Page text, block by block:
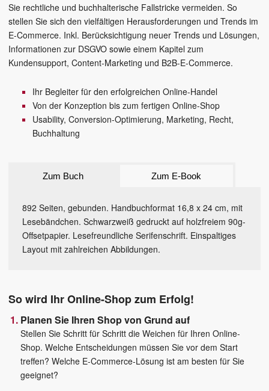
Sie rechtliche und buchhalterische Fallstricke vermeiden. So
stellen Sie sich den vielfältigen Herausforderungen und Trends im
E-Commerce. Inkl. Berücksichtigung neuer Trends und Lösungen,
Informationen zur DSGVO sowie einem Kapitel zum
Kundensupport, Content-Marketing und B2B-E-Commerce.
Ihr Begleiter für den erfolgreichen Online-Handel
Von der Konzeption bis zum fertigen Online-Shop
Usability, Conversion-Optimierung, Marketing, Recht,
Buchhaltung
Zum Buch Zum E-Book
892 Seiten, gebunden. Handbuchformat 16,8 x 24 cm, mit
Lesebändchen. Schwarzweiß gedruckt auf holzfreiem 90g-
Offsetpapier. Lesefreundliche Serifenschrift. Einspaltiges
Layout mit zahlreichen Abbildungen.
So wird Ihr Online-Shop zum Erfolg!
Planen Sie Ihren Shop von Grund auf
Stellen Sie Schritt für Schritt die Weichen für Ihren Online-
Shop. Welche Entscheidungen müssen Sie vor dem Start
treffen? Welche E-Commerce-Lösung ist am besten für Sie
geeignet?